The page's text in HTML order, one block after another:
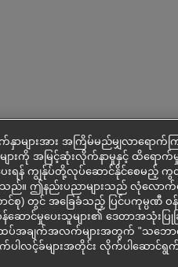
များအား အကြိမ်မည်မျှလာရော
ားကို အမြင့်ဆုံးလိုက်နာမှုနှင့် ထိရော
းရန် ကျွန်ုပ်တို့လုပ်ဆောင်နိုင်စေမည့် ကွတ်
ြုသည်။ ဤနည်းပညာများသည် လုံလ
င်စု) တွင် အခြေခံသည့် ပြင်ပကုမ္ပဏီ ဝ
န်ဆောင်မှုပေးသူများ၏ ဒေတာအသုံ
က်ထပ်အချက်အလက်များအတွက် "သဘောတူ
လင့်ခ်များအတိုင်း လိုက်ပါဆောင်ရွက်